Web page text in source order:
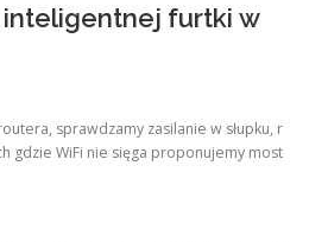
inteligentnej furtki w
sprawdzamy zasilanie w słupku, r
gdzie WiFi nie sięga proponujemy most